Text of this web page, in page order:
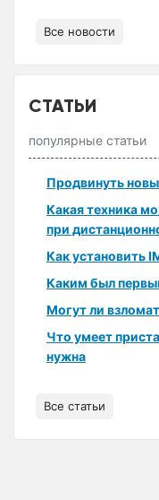
Все новости
СТАТЬИ
популярные статьи
Продвинуть
Какая техника
при
Как установить
Каким был
Могут ли
Что умеет
нужна
Все статьи